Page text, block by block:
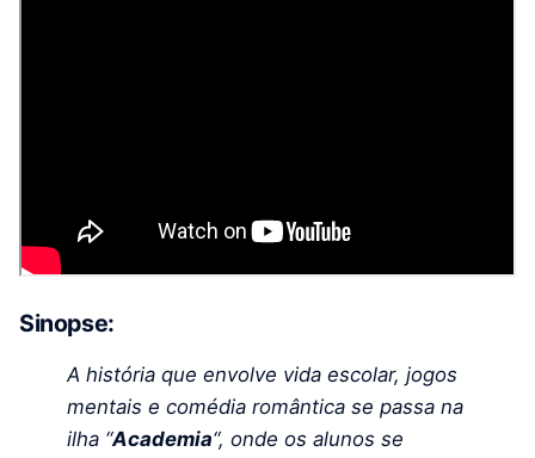
Sinopse:
A história que envolve vida escolar, jogos
mentais e comédia romântica se passa na
ilha “Academia“, onde os alunos se